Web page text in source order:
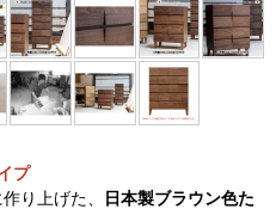
プ
り上げた、
日本製ブラウン色た